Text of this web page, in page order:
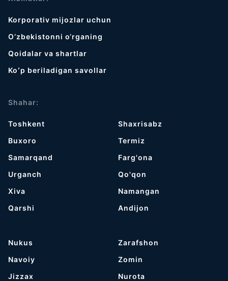
Korporativ mijozlar uchun
O‘zbekistonni o‘rganing
Qoidalar va shartlar
Koʻp beriladigan savollar
Shahar:
Toshkent
Buxoro
Samarqand
Urganch
Хiva
Qarshi
Shaxrisabz
Termiz
Farg'ona
Qo'qon
Namangan
Andijon
Nukus
Navoiy
Jizzax
Zarafshon
Zomin
Nurota